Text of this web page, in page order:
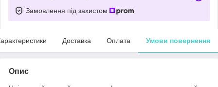
Замовлення під захистом
Доставка Оплата Умови повернення
Опис